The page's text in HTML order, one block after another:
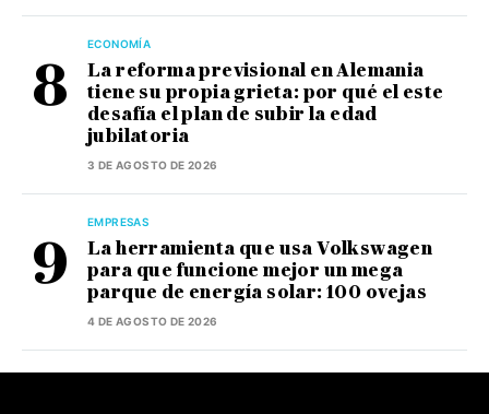
ECONOMÍA
La reforma previsional en Alemania
tiene su propia grieta: por qué el este
desafía el plan de subir la edad
jubilatoria
3 DE AGOSTO DE 2026
EMPRESAS
La herramienta que usa Volkswagen
para que funcione mejor un mega
parque de energía solar: 100 ovejas
4 DE AGOSTO DE 2026